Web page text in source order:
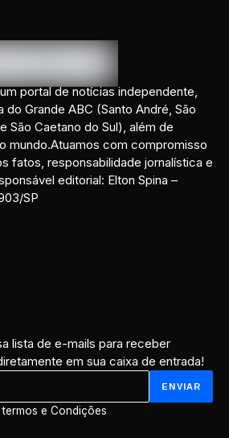
portal de notícias independente,
Grande ABC (Santo André, São
São Caetano do Sul), além de
mundo.Atuamos com compromisso
fatos, responsabilidade jornalística e
editorial: Elton Spina –
SP
lista de e-mails para receber
em sua caixa de entrada!
e Condições